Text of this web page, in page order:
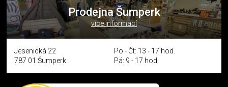
Prodejna Šumperk
více informací
Jesenická 22
787 01 Šumperk
Po - Čt: 13 - 17 hod.
Pá: 9 - 17 hod.